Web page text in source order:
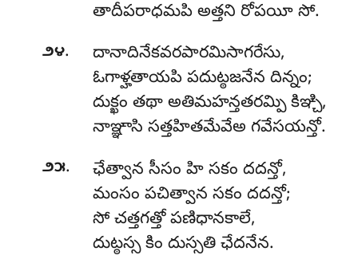
తాదీపరాధమపి అత్తని రోపయీ సో.
౨౪.
దానాదినేకవరపారమిసాగరేసు,
ఓగాళ్హతాయపి పదుట్ఠజనేన దిన్నం;
దుక్ఖం తథా అతిమహన్తతరమ్పి కిఞ్చి,
నాఞ్ఞాసి సత్తహితమేవేఅ గవేసయన్తో.
౨౫.
ఛేత్వాన సీసం హి సకం దదన్తో,
మంసం పచిత్వాన సకం దదన్తో;
సో చత్తగత్తో పణిధానకాలే,
దుట్ఠస్స కిం దుస్సతి ఛేదనేన.